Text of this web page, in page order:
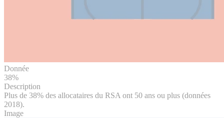
Donnée
38%
Description
Plus de 38% des allocataires du RSA ont 50 ans ou plus (données
2018).
Image